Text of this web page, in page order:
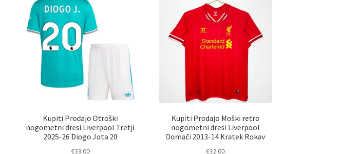
izdelka
lahko
izberete
na
strani
izdelka
Kupiti Prodajo Otroški
nogometni dresi Liverpool Tretji
2025-26 Diogo Jota 20
€33.00
Kupiti Prodajo Moški retro
nogometni dresi Liverpool
Domači 2013-14 Kratek Rokav
€32.00